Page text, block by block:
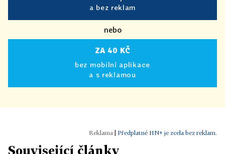
a bez reklam
nebo
ZA 40 KČ
bez mobilní aplikace
a s reklamou
Předplatné HN+ je zcela bez reklam.
Související články